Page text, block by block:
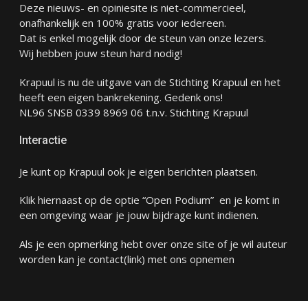
Deze nieuws- en opiniesite is niet-commercieel,
onafhankelijk en 100% gratis voor iedereen.
Dat is enkel mogelijk door de steun van onze lezers.
Wij hebben jouw steun hard nodig!
Krapuul is nu de uitgave van de Stichting Krapuul en het
heeft een eigen bankrekening. Gedenk ons!
NL96 SNSB 0339 8969 06 t.n.v. Stichting Krapuul
Interactie
Je kunt op Krapuul ook je eigen berichten plaatsen.
Klik hiernaast op de optie “Open Podium” en je komt in
een omgeving waar je jouw bijdrage kunt indienen.
Als je een opmerking hebt over onze site of je wil auteur
worden kan je contact(link) met ons opnemen